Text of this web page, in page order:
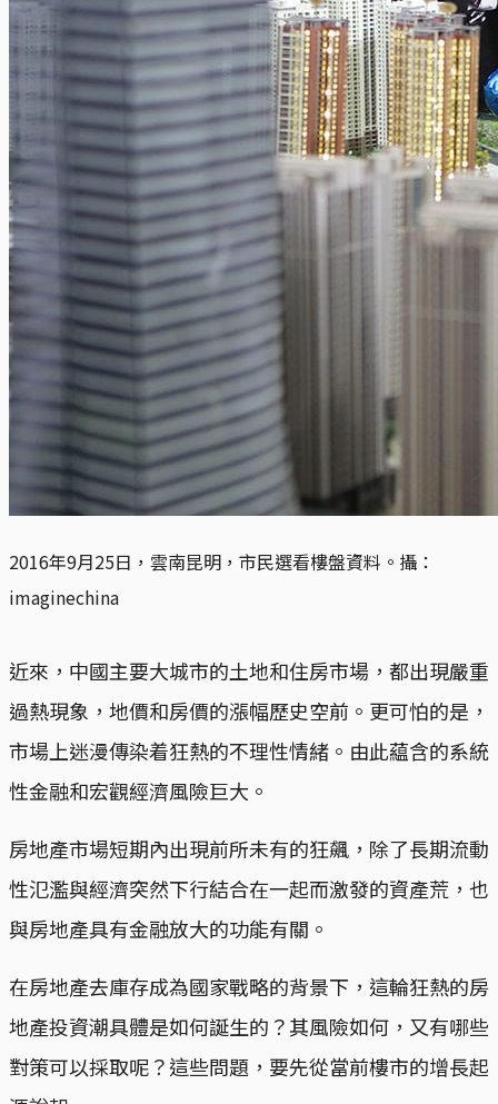
2016年9月25日，雲南昆明，市民選看樓盤資料。 攝：
imaginechina
近來，中國主要大城市的土地和住房市場，都出現嚴重
過熱現象，地價和房價的漲幅歷史空前。更可怕的是，
市場上迷漫傳染着狂熱的不理性情緒。由此藴含的系統
性金融和宏觀經濟風險巨大。
房地產市場短期內出現前所未有的狂飆，除了長期流動
性氾濫與經濟突然下行結合在一起而激發的資產荒，也
與房地產具有金融放大的功能有關。
在房地產去庫存成為國家戰略的背景下，這輪狂熱的房
地產投資潮具體是如何誕生的？其風險如何，又有哪些
對策可以採取呢？這些問題，要先從當前樓市的增長起